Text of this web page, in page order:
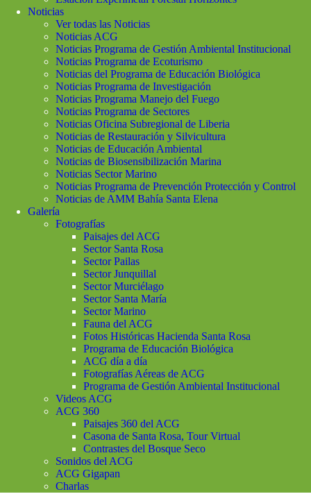
Noticias
Ver todas las Noticias
Noticias ACG
Noticias Programa de Gestión Ambiental Institucional
Noticias Programa de Ecoturismo
Noticias del Programa de Educación Biológica
Noticias Programa de Investigación
Noticias Programa Manejo del Fuego
Noticias Programa de Sectores
Noticias Oficina Subregional de Liberia
Noticias de Restauración y Silvicultura
Noticias de Educación Ambiental
Noticias de Biosensibilización Marina
Noticias Sector Marino
Noticias Programa de Prevención Protección y Control
Noticias de AMM Bahía Santa Elena
Galería
Fotografías
Paisajes del ACG
Sector Santa Rosa
Sector Pailas
Sector Junquillal
Sector Murciélago
Sector Santa María
Sector Marino
Fauna del ACG
Fotos Históricas Hacienda Santa Rosa
Programa de Educación Biológica
ACG día a día
Fotografías Aéreas de ACG
Programa de Gestión Ambiental Institucional
Videos ACG
ACG 360
Paisajes 360 del ACG
Casona de Santa Rosa, Tour Virtual
Contrastes del Bosque Seco
Sonidos del ACG
ACG Gigapan
Charlas